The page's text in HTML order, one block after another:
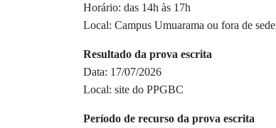
Horário: das 14h às 17h
Local: Campus Umuarama ou fora de sede
Resultado da prova escrita
Data: 17/07/2026
Local: site do PPGBC
Período de recurso da prova escrita